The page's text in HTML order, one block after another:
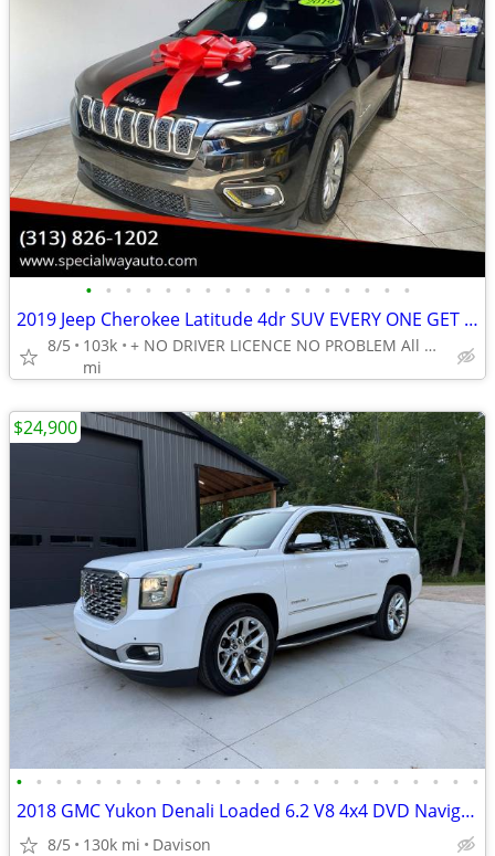
• • • • • • • • • • • • • • • • •
2019 Jeep Cherokee Latitude 4dr SUV EVERY ONE GET APPROVED 0 DOWN
8/5
103k
mi
+ NO DRIVER LICENCE NO PROBLEM All DONE IN HOUSE PLATE TITLE
• • • • • • • • • • • • • • • • • • • • • • • •
2018 GMC Yukon Denali Loaded 6.2 V8 4x4 DVD Navigation Sunroof
8/5 130k mi Davison
$24,900